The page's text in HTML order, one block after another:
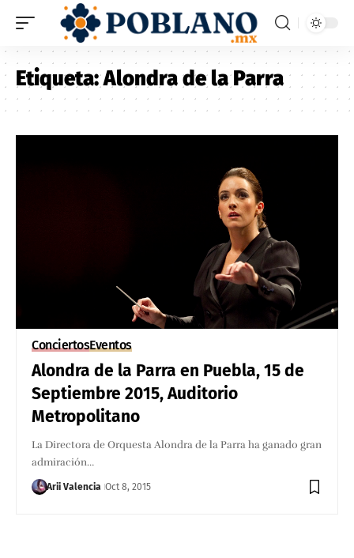
Etiqueta:Alondra de la Parra
ConciertosEventos
Alondra de la Parra en Puebla, 15 de
Septiembre 2015, Auditorio
Metropolitano
La Directora de Orquesta Alondra de la Parra ha ganado gran
admiración…
Arii Valencia Oct 8, 2015